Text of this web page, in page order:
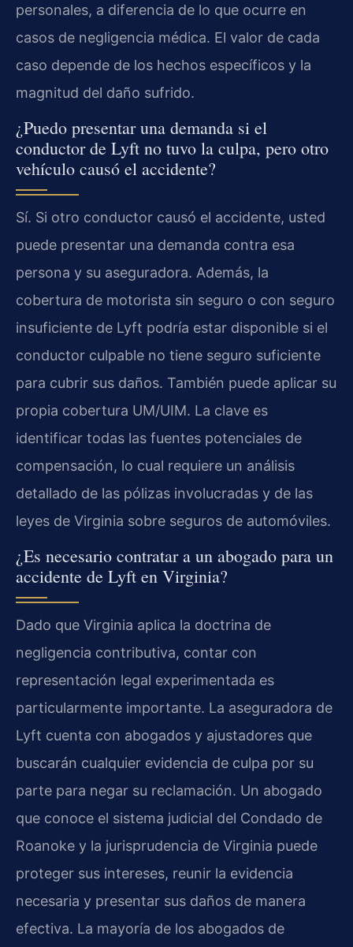
personales, a diferencia de lo que ocurre en
casos de negligencia médica. El valor de cada
caso depende de los hechos específicos y la
magnitud del daño sufrido.
¿Puedo presentar una demanda si el
conductor de Lyft no tuvo la culpa, pero otro
vehículo causó el accidente?
Sí. Si otro conductor causó el accidente, usted
puede presentar una demanda contra esa
persona y su aseguradora. Además, la
cobertura de motorista sin seguro o con seguro
insuficiente de Lyft podría estar disponible si el
conductor culpable no tiene seguro suficiente
para cubrir sus daños. También puede aplicar su
propia cobertura UM/UIM. La clave es
identificar todas las fuentes potenciales de
compensación, lo cual requiere un análisis
detallado de las pólizas involucradas y de las
leyes de Virginia sobre seguros de automóviles.
¿Es necesario contratar a un abogado para un
accidente de Lyft en Virginia?
Dado que Virginia aplica la doctrina de
negligencia contributiva, contar con
representación legal experimentada es
particularmente importante. La aseguradora de
Lyft cuenta con abogados y ajustadores que
buscarán cualquier evidencia de culpa por su
parte para negar su reclamación. Un abogado
que conoce el sistema judicial del Condado de
Roanoke y la jurisprudencia de Virginia puede
proteger sus intereses, reunir la evidencia
necesaria y presentar sus daños de manera
efectiva. La mayoría de los abogados de